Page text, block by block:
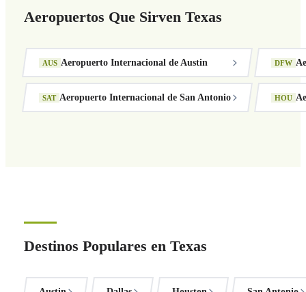
Aeropuertos Que Sirven Texas
AUS Aeropuerto Internacional de Austin DFW
SAT Aeropuerto Internacional de San Antonio HOU
Destinos Populares en Texas